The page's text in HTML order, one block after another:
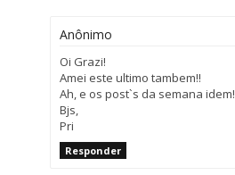
Anônimo
Oi Grazi!
Amei este ultimo tambem!!
Ah, e os post`s da semana idem!
Bjs,
Pri
Responder